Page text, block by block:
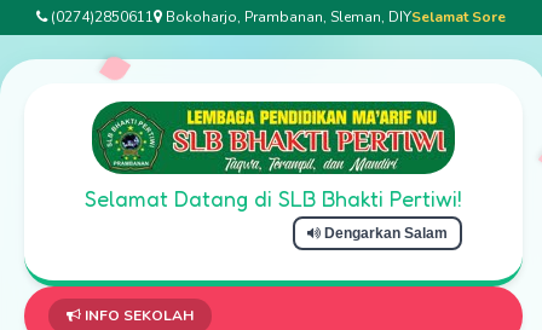
(0274)2850611 Bokoharjo, Prambanan, Sleman, DIYSelamat Sore
Selamat Datang di SLB Bhakti Pertiwi!
Dengarkan Salam
INFO SEKOLAH Selamat